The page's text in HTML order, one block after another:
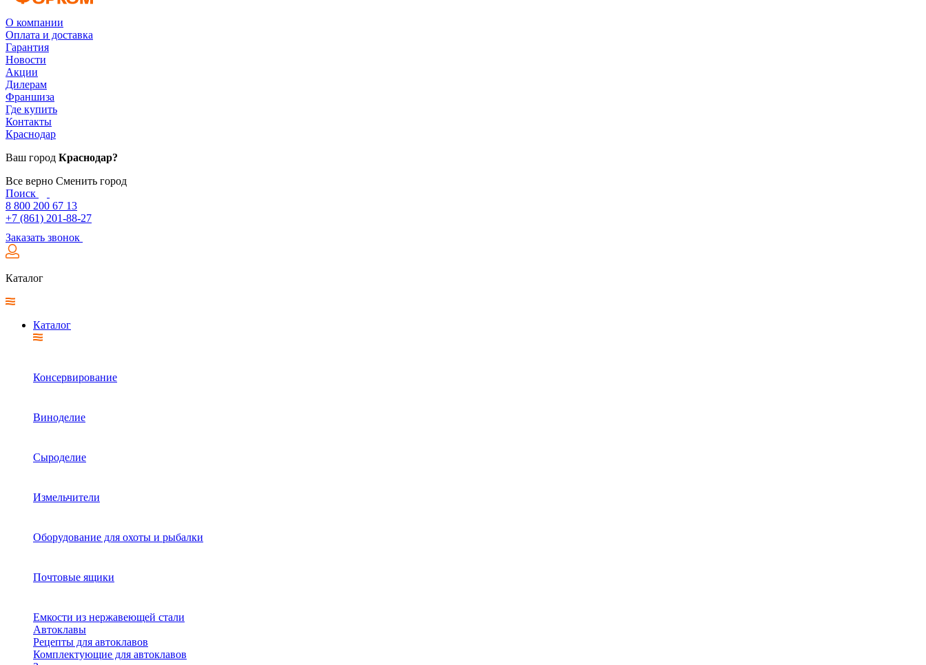
О компании
Оплата и доставка
Гарантия
Новости
Акции
Дилерам
Франшиза
Где купить
Контакты
Краснодар
Ваш город Краснодар?
Все верно Сменить город
Поиск
8 800 200 67 13
+7 (861) 201-88-27
Заказать звонок
Каталог
Каталог
Консервирование
Виноделие
Сыроделие
Измельчители
Оборудование для охоты и рыбалки
Почтовые ящики
Емкости из нержавеющей стали
Автоклавы
Рецепты для автоклавов
Комплектующие для автоклавов